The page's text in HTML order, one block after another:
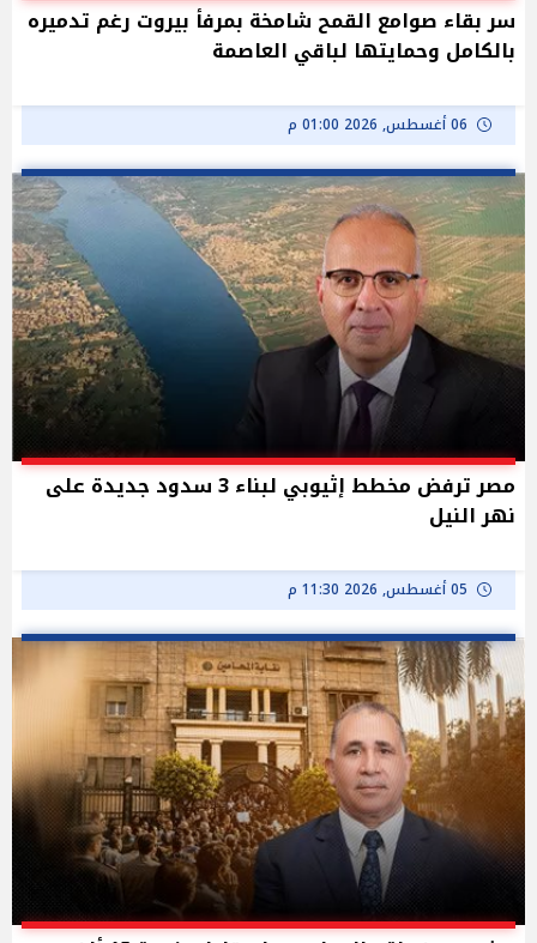
سر بقاء صوامع القمح شامخة بمرفأ بيروت رغم تدميره
بالكامل وحمايتها لباقي العاصمة
06 أغسطس, 2026 01:00 م
مصر ترفض مخطط إثيوبي لبناء 3 سدود جديدة على
نهر النيل
05 أغسطس, 2026 11:30 م